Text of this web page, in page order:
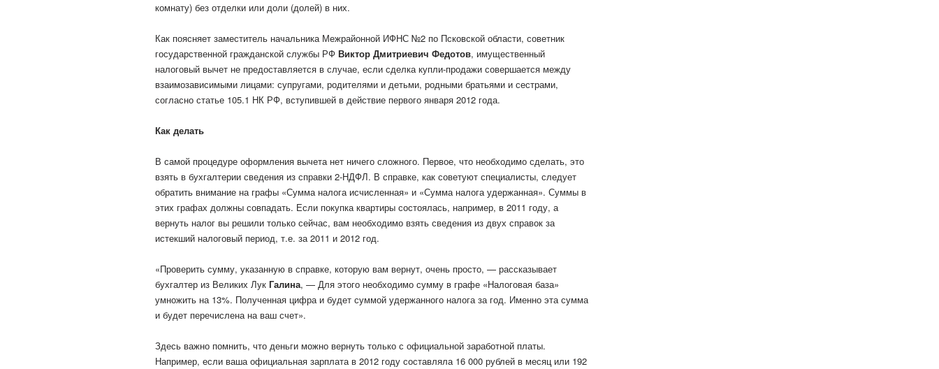
комнату) без отделки или доли (долей) в них.
Как поясняет заместитель начальника Межрайонной ИФНС №2 по Псковской области, советник
государственной гражданской службы РФ Виктор Дмитриевич Федотов, имущественный
налоговый вычет не предоставляется в случае, если сделка купли-продажи совершается между
взаимозависимыми лицами: супругами, родителями и детьми, родными братьями и сестрами,
согласно статье 105.1 НК РФ, вступившей в действие первого января 2012 года.
Как делать
В самой процедуре оформления вычета нет ничего сложного. Первое, что необходимо сделать, это
взять в бухгалтерии сведения из справки 2-НДФЛ. В справке, как советуют специалисты, следует
обратить внимание на графы «Сумма налога исчисленная» и «Сумма налога удержанная». Суммы в
этих графах должны совпадать. Если покупка квартиры состоялась, например, в 2011 году, а
вернуть налог вы решили только сейчас, вам необходимо взять сведения из двух справок за
истекший налоговый период, т.е. за 2011 и 2012 год.
«Проверить сумму, указанную в справке, которую вам вернут, очень просто, — рассказывает
бухгалтер из Великих Лук Галина, — Для этого необходимо сумму в графе «Налоговая база»
умножить на 13%. Полученная цифра и будет суммой удержанного налога за год. Именно эта сумма
и будет перечислена на ваш счет».
Здесь важно помнить, что деньги можно вернуть только с официальной заработной платы.
Например, если ваша официальная зарплата в 2012 году составляла 16 000 рублей в месяц или 192